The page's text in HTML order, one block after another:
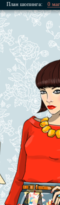
План шопинга: 0